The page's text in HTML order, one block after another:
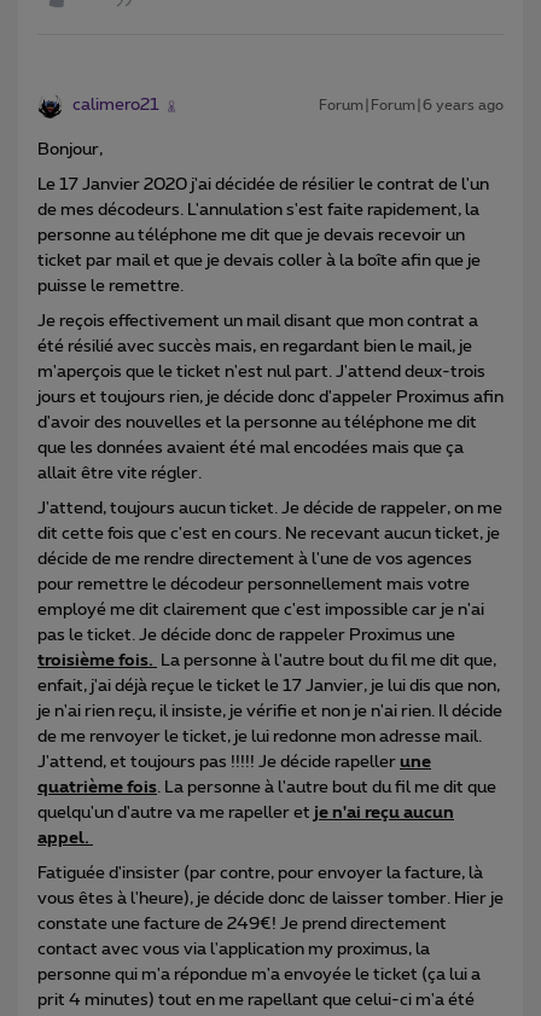
calimero21 Forum|Forum|6 years ago
Bonjour,
Le 17 Janvier 2020 j'ai décidée de résilier le contrat de l'un
de mes décodeurs. L'annulation s'est faite rapidement, la
personne au téléphone me dit que je devais recevoir un
ticket par mail et que je devais coller à la boîte afin que je
puisse le remettre.
Je reçois effectivement un mail disant que mon contrat a
été résilié avec succès mais, en regardant bien le mail, je
m'aperçois que le ticket n'est nul part. J'attend deux-trois
jours et toujours rien, je décide donc d'appeler Proximus afin
d'avoir des nouvelles et la personne au téléphone me dit
que les données avaient été mal encodées mais que ça
allait être vite régler.
J'attend, toujours aucun ticket. Je décide de rappeler, on me
dit cette fois que c'est en cours. Ne recevant aucun ticket, je
décide de me rendre directement à l'une de vos agences
pour remettre le décodeur personnellement mais votre
employé me dit clairement que c'est impossible car je n'ai
pas le ticket. Je décide donc de rappeler Proximus une
troisième fois.
La personne à l'autre bout du fil me dit que,
enfait, j'ai déjà reçue le ticket le 17 Janvier, je lui dis que non,
je n'ai rien reçu, il insiste, je vérifie et non je n'ai rien. Il décide
de me renvoyer le ticket, je lui redonne mon adresse mail.
J'attend, et toujours pas !!!!! Je décide rapeller une
quatrième fois​​. La personne à l'autre bout du fil me dit que
quelqu'un d'autre va me rapeller et je n'ai reçu aucun
appel.
Fatiguée d'insister (par contre, pour envoyer la facture, là
vous êtes à l'heure), je décide donc de laisser tomber. Hier je
constate une facture de 249€! Je prend directement
contact avec vous via l'application my proximus, la
personne qui m'a répondue m'a envoyée le ticket (ça lui a
prit 4 minutes) tout en me rapellant que celui-ci m'a été